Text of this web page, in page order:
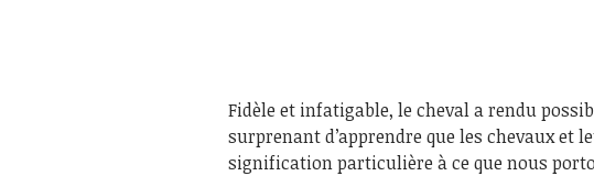
Fidèle et infatigable, le cheval a rendu
surprenant d’apprendre que les chevaux et
signification particulière à ce que nous